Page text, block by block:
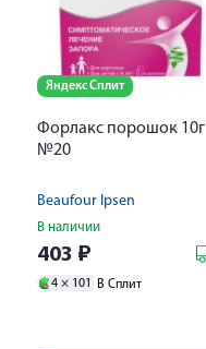
Яндекс Сплит
Форлакс порошок 10г
№20
Beaufour Ipsen
В наличии
403 ₽
4 × 101 В Сплит